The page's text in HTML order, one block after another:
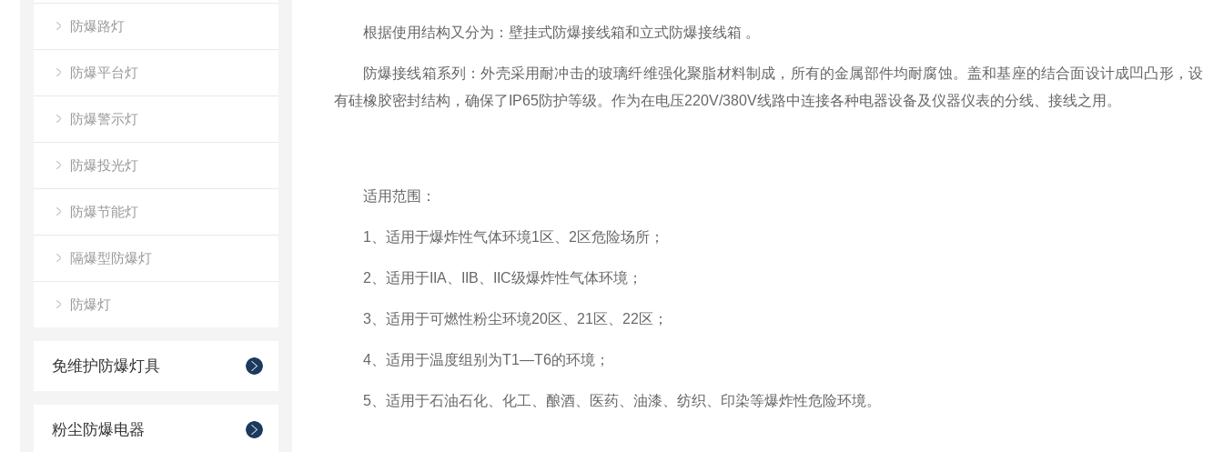
防爆路灯
防爆平台灯
防爆警示灯
防爆投光灯
防爆节能灯
隔爆型防爆灯
防爆灯
免维护防爆灯具
粉尘防爆电器
根据使用结构又分为：壁挂式防爆接线箱和立式防爆接线箱 。
防爆接线箱系列：外壳采用耐冲击的玻璃纤维强化聚脂材料制成，所有的金属部件均耐腐蚀。盖和基座的结合面设计成凹凸形，设
有硅橡胶密封结构，确保了IP65防护等级。作为在电压220V/380V线路中连接各种电器设备及仪器仪表的分线、接线之用。
适用范围：
1、适用于爆炸性气体环境1区、2区危险场所；
2、适用于IIA、IIB、IIC级爆炸性气体环境；
3、适用于可燃性粉尘环境20区、21区、22区；
4、适用于温度组别为T1—T6的环境；
5、适用于石油石化、化工、酿酒、医药、油漆、纺织、印染等爆炸性危险环境。